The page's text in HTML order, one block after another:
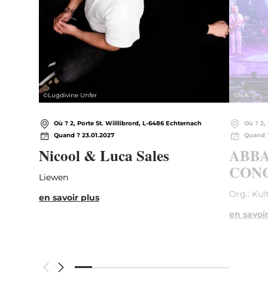
©Lugdivine Unfer
Où ? 2, Porte St. Willlibrord, L-6486 Echternach
Quand ? 23.01.2027
Nicool & Luca Sales
Liewen
en savoir plus
©N.A.
Où ?
Quand
Org.:
en